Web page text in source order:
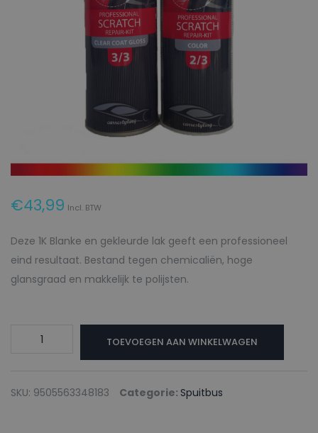
€43,99 Incl. BTW
Deze 1K Blanke en gekleurde lak geeft een professioneel
eind resultaat. Bestand tegen chemicaliën, hoge
glansgraad en makkelijk te polijsten.
Spuitbus
1K
TOEVOEGEN AAN WINKELWAGEN
SKU: 9505563348183 Categorie: Spuitbus